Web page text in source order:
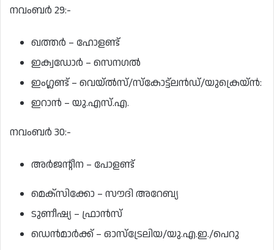
നവംബര്‍ 29:-
ഖത്തര്‍ – ഹോളണ്ട്
ഇക്വഡോര്‍ – സെനഗല്‍
ഇംഗ്ലണ്ട് – വെയ്ല്‍സ്/സ്‌കോട്ട്‌ലന്‍ഡ്/യുക്രെയ്ന്‍:
ഇറാന്‍ – യു.എസ്.എ.
നവംബര്‍ 30:-
അര്‍ജന്റീന – പോളണ്ട്
മെക്‌സിക്കോ – സൗദി അറേബ്യ
ടുണീഷ്യ – ഫ്രാന്‍സ്
ഡെന്‍മാര്‍ക്ക് – ഓസ്‌ട്രേലിയ/യു.എ.ഇ./പെറു